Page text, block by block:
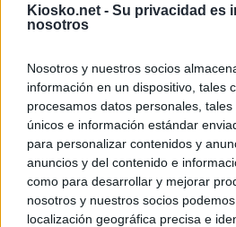
Kiosko.net - Su privacidad es
nosotros
Nosotros y nuestros socios
información en un dispositivo, tales
procesamos datos personales,
únicos e información estándar
para personalizar contenidos y
anuncios y del contenido e
como para desarrollar y mejorar
nosotros y nuestros socios
localización geográfica precisa e